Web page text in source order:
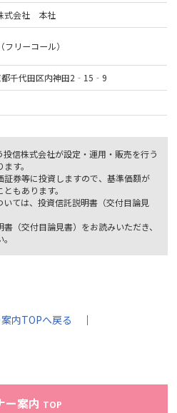
式会社 本社
リーコール）
都千代田区内神田2‐15‐9
信株式会社が設定・運用・販売を行う
す。
券等に投資しますので、基準価額が
もあります。
ては、投資信託説明書（交付目論見
（交付目論見書）をお読みいただき、
内TOPへ戻る ｜
ー案内 TOP